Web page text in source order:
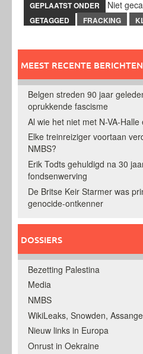
GEPLAATST ONDER Niet
GETAGGED FRACKING
MEEST RECENTE BERICHTEN
Belgen streden 90 jaar
oprukkende fascisme
Al wie het niet met N-VA-Halle
Elke treinreiziger voortaan
NMBS?
Erik Todts gehuldigd na 30
fondsenwerving
De Britse Keir Starmer was
genocide-ontkenner
DOSSIERS
Bezetting Palestina
Media
NMBS
WikiLeaks, Snowden, Assange
Nieuw links in Europa
Onrust in Oekraine